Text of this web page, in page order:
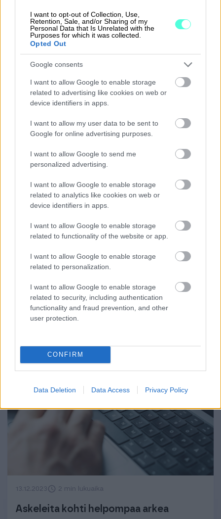
I want to opt-out of Collection, Use,
Retention, Sale, and/or Sharing of my
Personal Data that Is Unrelated with the
Purposes for which it was collected.
Opted Out
Google consents
I want to allow Google to enable storage
related to advertising like cookies on web or
device identifiers in apps.
I want to allow my user data to be sent to
Google for online advertising purposes.
I want to allow Google to send me
personalized advertising.
I want to allow Google to enable storage
related to analytics like cookies on web or
device identifiers in apps.
I want to allow Google to enable storage
related to functionality of the website or app.
I want to allow Google to enable storage
related to personalization.
I want to allow Google to enable storage
related to security, including authentication
functionality and fraud prevention, and other
user protection.
CONFIRM
Data Deletion Data Access Privacy Policy
27.1.2024 4 min lukuaika
Matkalaskut ja kululaskut selkokielellä
15.12.2023 3 min lukuaika
Digitalouden ratkaisut ovat käsissämme
nyt
13.12.2023 2 min lukuaika
Askeleita kohti helpompaa arkea